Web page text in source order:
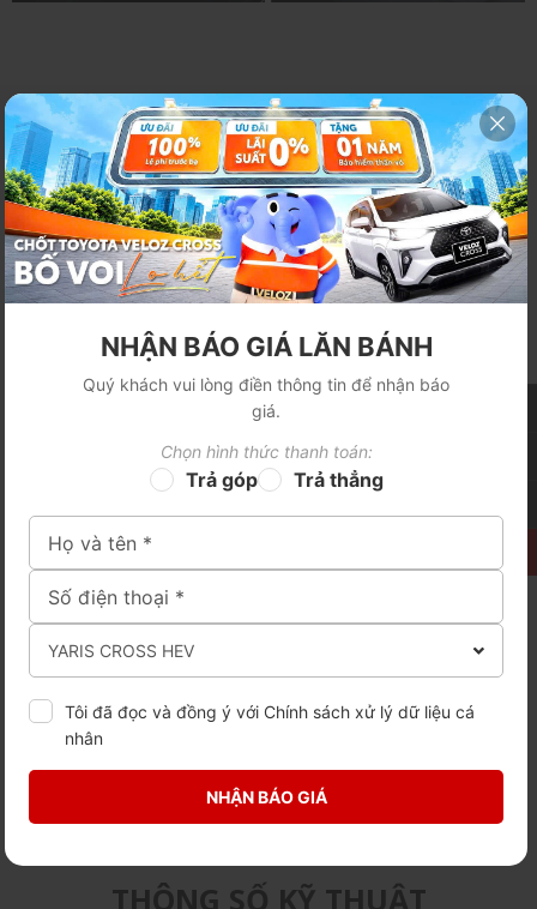
TÍNH NĂNG NỔI BẬT
-- Chọn menu
Bán kính vòng quay tối thiểu
Bán kính vòng quay tối thiểu
chỉ 5.2m cho phép di chuyển
dễ dàng và linh hoạt trong đô
thị, hoặc trong ...
Động cơ
giữa động cơ xăng 90 mã lực
PHỤ KIỆN CHÍNH HÃNG
THÔNG SỐ KỸ THUẬT
NHẬN BÁO GIÁ LĂN BÁNH
Quý khách vui lòng điền thông tin để nhận báo
giá.
Chọn hình thức thanh toán:
Trả góp Trả thẳng
Tôi đã đọc và đồng ý với Chính sách xử lý dữ liệu cá
nhân
NHẬN BÁO GIÁ